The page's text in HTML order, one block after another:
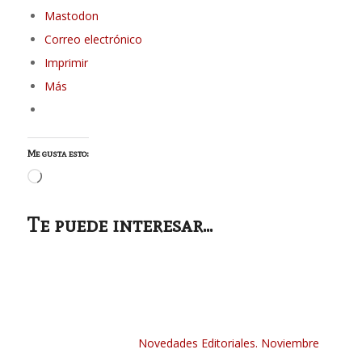
Mastodon
Correo electrónico
Imprimir
Más
Me gusta esto:
Cargando...
Te puede interesar...
Novedades Editoriales. Noviembre